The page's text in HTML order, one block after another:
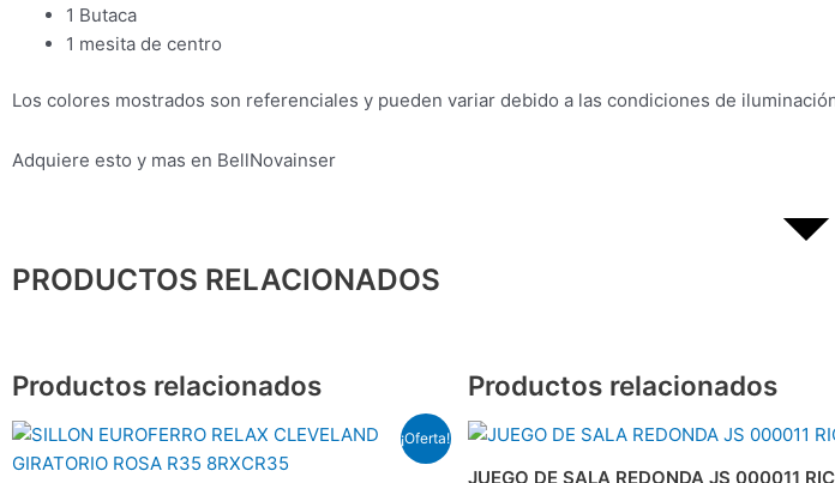
1 Butaca
1 mesita de centro
Los colores mostrados son referenciales y pueden variar debido a las condiciones de
Adquiere esto y mas en BellNovainser
PRODUCTOS RELACIONADOS
Productos relacionados
¡Oferta!
El
original
El
actual
Productos relacionados
JUEGO DE SALA REDONDA JS 000011
El
original
El
actual